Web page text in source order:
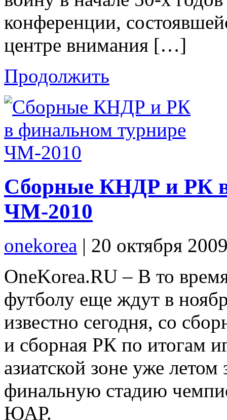
конференции,
центре внимания […]
Продолжить
Сборные КНДР и РК
ЧМ-2010
onekorea | 20 октября
OneKorea.RU – В то
футболу еще ждут в
известно сегодня, со
и сборная РК по итогам
азиатской зоне уже летом
финальную стадию
ЮАР.